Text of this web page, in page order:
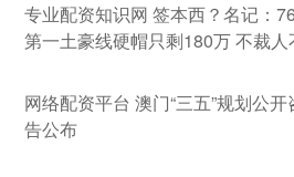
专业配资知识网 签本西？名记：
第一土豪线硬帽只剩180万 不裁人
网络配资平台 澳门“三五”规划公
告公布